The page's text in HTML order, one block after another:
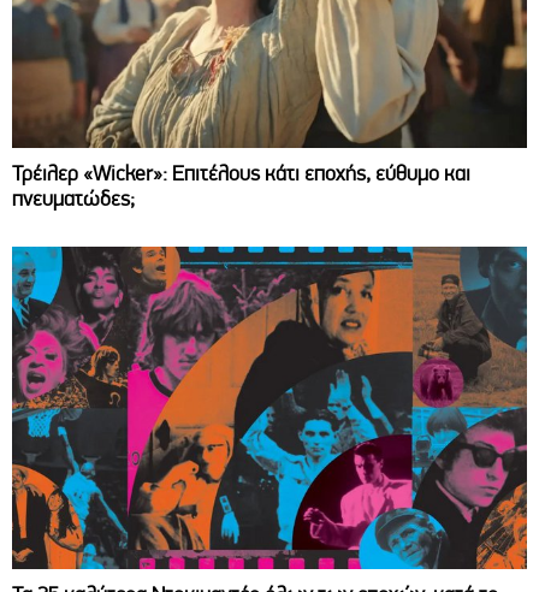
Τρέιλερ «Wicker»: Επιτέλους κάτι εποχής, εύθυμο και
πνευματώδες;